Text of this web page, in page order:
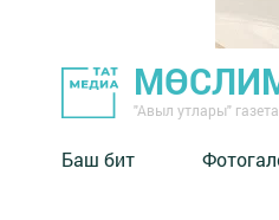
"Авыл утлары"
Баш бит